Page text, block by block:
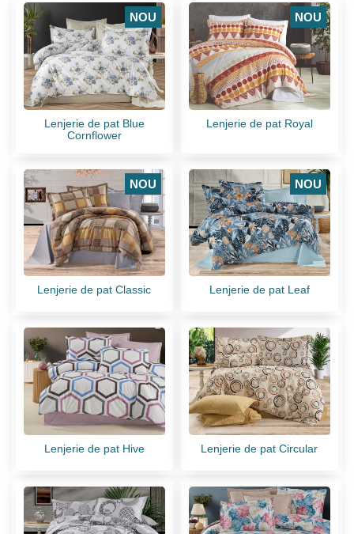
NOU
Lenjerie de pat Blue
Cornflower
NOU
Lenjerie de pat Royal
NOU
Lenjerie de pat Classic
NOU
Lenjerie de pat Leaf
Lenjerie de pat Hive Lenjerie de pat Circular